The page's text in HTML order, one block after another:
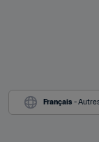
Français -